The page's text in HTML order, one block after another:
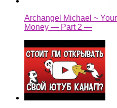
Archangel Michael ~
Money — Part 2 —